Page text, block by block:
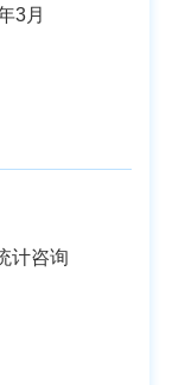
3月
计咨询